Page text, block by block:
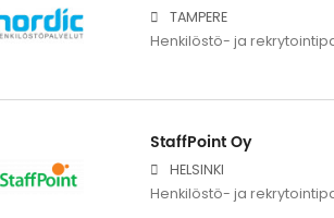
TAMPERE
Henkilöstö- ja
StaffPoint Oy
HELSINKI
Henkilöstö- ja